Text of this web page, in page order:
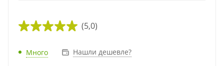
(5,0)
Много Нашли дешевле?